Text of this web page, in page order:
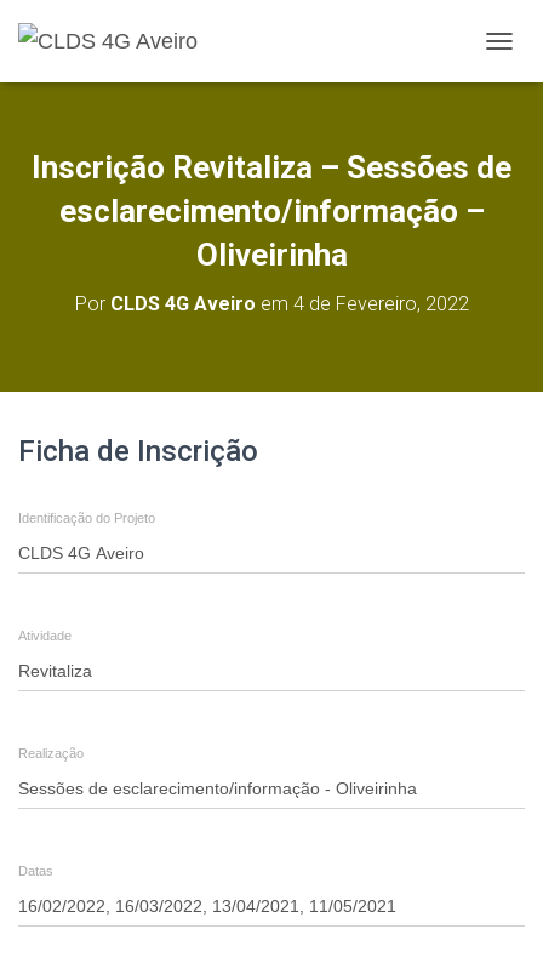
L
N
Inscrição Revitaliza – Sessões de
esclarecimento/informação –
Oliveirinha
Por CLDS 4G Aveiro em 4 de Fevereiro, 2022
Inscrição
A3.1
Revitaliza
Sessões
de
-
Oliveirinha
Ficha de Inscrição
Identificação do Projeto
Atividade
Realização
Datas